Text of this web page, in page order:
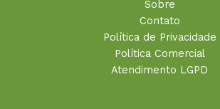
Sobre
Contato
Política de Privacidade
Política Comercial
Atendimento LGPD